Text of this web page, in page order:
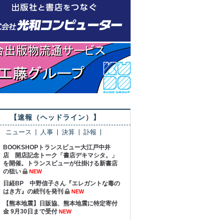
【速報（ヘッドライン）】
ニュース 人事 決算 訃報
BOOKSHOPトランスビュー大江戸中井
店 開店記念トーク「書店デキマシタ。」
を開催。トランスビューが仕掛ける新書店
の狙い
NEW
日経BP 中野信子さん『エレガントな毒の
はき方』の続刊を発刊
NEW
【熊本地震】日販協、熊本地震に特定寄付
金 9月30日まで受付 NEW